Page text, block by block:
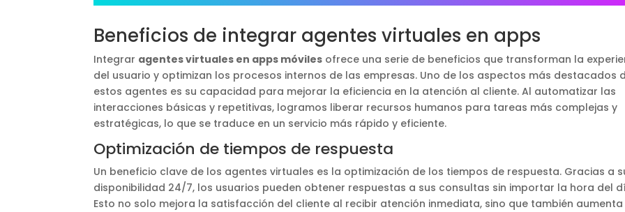
Beneficios de integrar agentes virtuales en apps
Integrar agentes virtuales en apps móviles ofrece una serie de beneficios que transforman la
del usuario y optimizan los procesos internos de las empresas. Uno de los aspectos más destacados
estos agentes es su capacidad para mejorar la eficiencia en la atención al cliente. Al automatizar las
interacciones básicas y repetitivas, logramos liberar recursos humanos para tareas más complejas y
estratégicas, lo que se traduce en un servicio más rápido y eficiente.
Optimización de tiempos de respuesta
Un beneficio clave de los agentes virtuales es la optimización de los tiempos de respuesta. Gracias a
disponibilidad 24/7, los usuarios pueden obtener respuestas a sus consultas sin importar la hora del
Esto no solo mejora la satisfacción del cliente al recibir atención inmediata, sino que también aumenta